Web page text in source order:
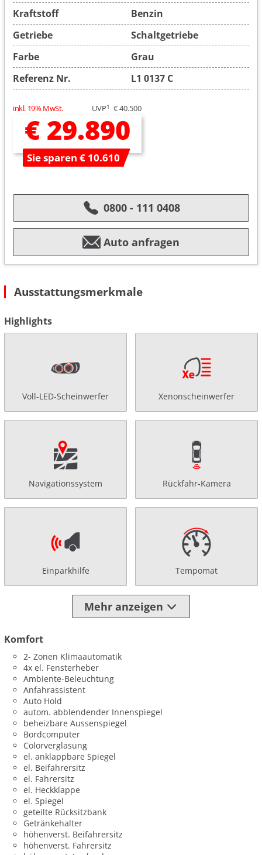
Kraftstoff
Benzin
Getriebe
Schaltgetriebe
Farbe
Grau
Referenz Nr.
L1 0137 C
inkl. 19% MwSt. UVP1 € 40.500
€ 29.890
Sie sparen € 10.610
0800 - 111 0408
Auto anfragen
Ausstattungsmerkmale
Highlights
Voll-LED-Scheinwerfer Xenonscheinwerfer
Navigationssystem Rückfahr-Kamera
Einparkhilfe Tempomat
Mehr anzeigen
Komfort
2- Zonen Klimaautomatik
4x el. Fensterheber
Ambiente-Beleuchtung
Anfahrassistent
Auto Hold
autom. abblendender Innenspiegel
beheizbare Aussenspiegel
Bordcomputer
Colorverglasung
el. anklappbare Spiegel
el. Beifahrersitz
el. Fahrersitz
el. Heckklappe
el. Spiegel
geteilte Rücksitzbank
Getränkehalter
höhenverst. Beifahrersitz
höhenverst. Fahrersitz